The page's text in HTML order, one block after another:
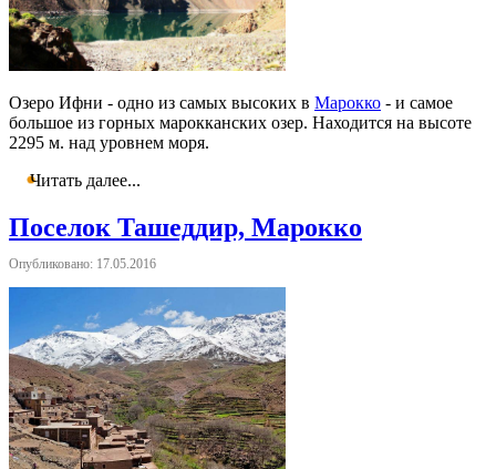
Озеро Ифни - одно из самых высоких в Марокко - и самое
большое из горных марокканских озер. Находится на высоте
2295 м. над уровнем моря.
Читать далее...
Поселок Ташеддир, Марокко
Опубликовано: 17.05.2016